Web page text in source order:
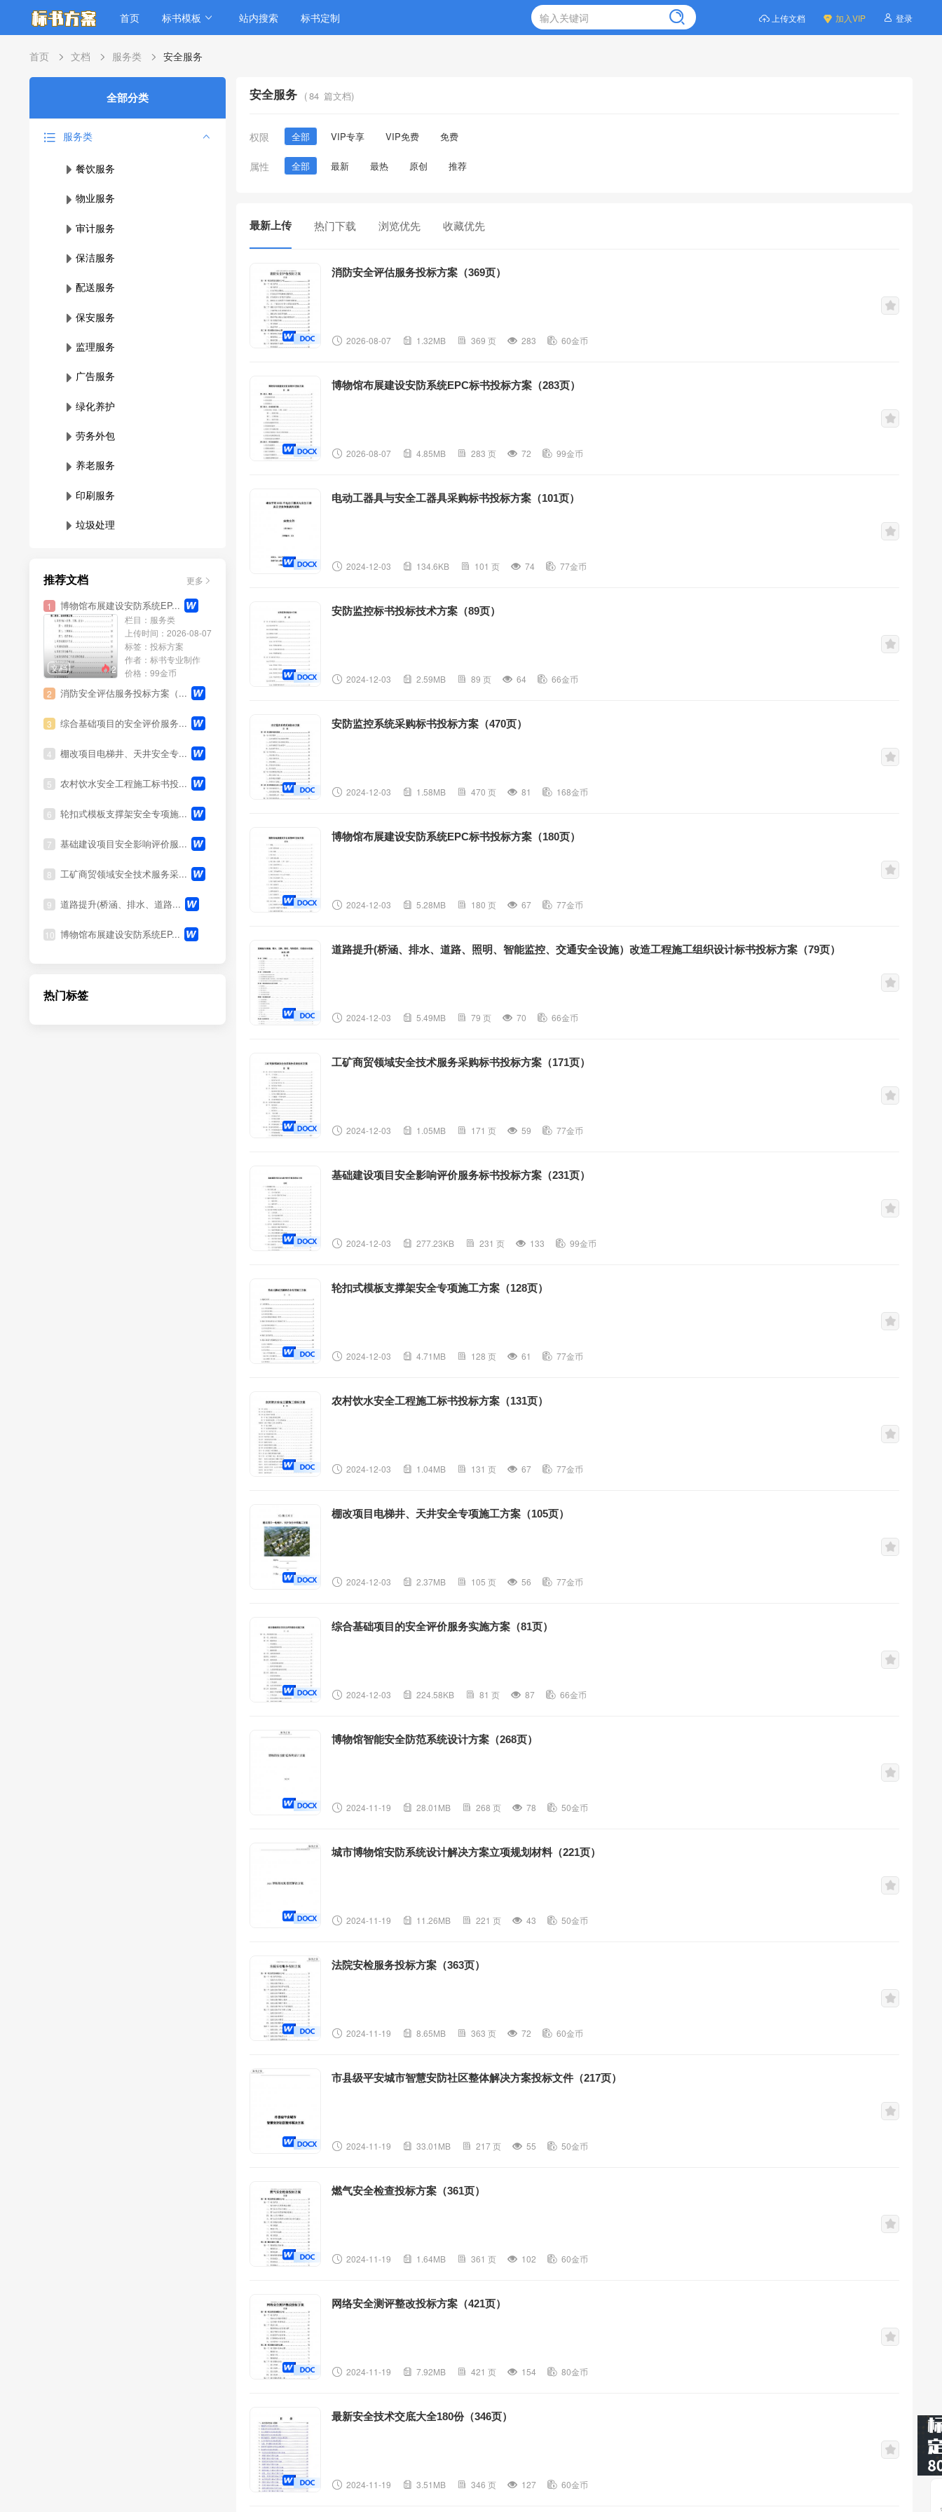
首页 标书模板 站内搜索 标书定制 上传文档 加入VIP 登录
首页 文档 服务类 安全服务
全部分类
服务类
餐饮服务
物业服务
审计服务
保洁服务
配送服务
保安服务
监理服务
广告服务
绿化养护
劳务外包
养老服务
印刷服务
垃圾处理
影视制作
档案管理
运营服务
培训服务
养护服务
会务服务
租赁服务
医疗服务
法律服务
展览服务
清洗服务
环保服务
维修服务
检测服务
推荐文档 更多
1 博物馆布展建设安防系统EP...
文档 2
栏目：服务类
上传时间：2026-08-07
标签：投标方案
作者：标书专业制作
价格：99金币
2
消防安全评估服务投标方案（...
3 综合基础项目的安全评价服务...
4 棚改项目电梯井、天井安全专...
5 农村饮水安全工程施工标书投...
6 轮扣式模板支撑架安全专项施...
7 基础建设项目安全影响评价服...
8 工矿商贸领域安全技术服务采...
9 道路提升(桥涵、排水、道路...
10 博物馆布展建设安防系统EP...
热门标签
安全服务 (84 篇文档)
权限 全部 VIP专享 VIP免费 免费
属性 全部 最新 最热 原创 推荐
最新上传 热门下载 浏览优先 收藏优先
消防安全评估服务投标方案（369页）
2026-08-07 1.32MB 369 页 283 60金币
博物馆布展建设安防系统EPC标书投标方案（283页）
2026-08-07 4.85MB 283 页 72 99金币
电动工器具与安全工器具采购标书投标方案（101页）
2024-12-03 134.6KB 101 页 74 77金币
安防监控标书投标技术方案（89页）
2024-12-03 2.59MB 89 页 64 66金币
安防监控系统采购标书投标方案（470页）
2024-12-03 1.58MB 470 页 81 168金币
博物馆布展建设安防系统EPC标书投标方案（180页）
2024-12-03 5.28MB 180 页 67 77金币
道路提升(桥涵、排水、道路、照明、智能监控、交通安全设施）改造工程施工组织设计标书投标方案（79页）
2024-12-03 5.49MB 79 页 70 66金币
工矿商贸领域安全技术服务采购标书投标方案（171页）
2024-12-03 1.05MB 171 页 59 77金币
基础建设项目安全影响评价服务标书投标方案（231页）
2024-12-03 277.23KB 231 页 133 99金币
轮扣式模板支撑架安全专项施工方案（128页）
2024-12-03 4.71MB 128 页 61 77金币
农村饮水安全工程施工标书投标方案（131页）
2024-12-03 1.04MB 131 页 67 77金币
棚改项目电梯井、天井安全专项施工方案（105页）
2024-12-03 2.37MB 105 页 56 77金币
综合基础项目的安全评价服务实施方案（81页）
2024-12-03 224.58KB 81 页 87 66金币
博物馆智能安全防范系统设计方案（268页）
2024-11-19 28.01MB 268 页 78 50金币
城市博物馆安防系统设计解决方案立项规划材料（221页）
2024-11-19 11.26MB 221 页 43 50金币
法院安检服务投标方案（363页）
2024-11-19 8.65MB 363 页 72 60金币
市县级平安城市智慧安防社区整体解决方案投标文件（217页）
2024-11-19 33.01MB 217 页 55 50金币
燃气安全检查投标方案（361页）
2024-11-19 1.64MB 361 页 102 60金币
网络安全测评整改投标方案（421页）
2024-11-19 7.92MB 421 页 154 80金币
最新安全技术交底大全180份（346页）
2024-11-19 3.51MB 346 页 127 60金币